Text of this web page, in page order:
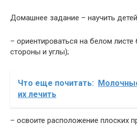
Домашнее задание – научить
– ориентироваться на белом листе
стороны и углы);
Что еще почитать:
их лечить
– освоите расположение плоских